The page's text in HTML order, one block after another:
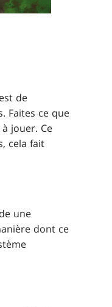
de
Faites ce que
jouer. Ce
cela fait
une
dont ce